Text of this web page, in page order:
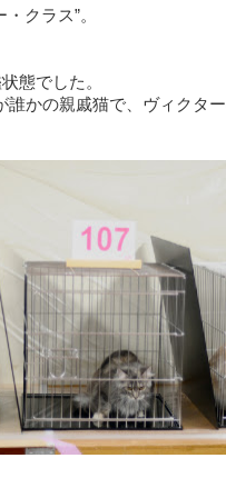
クラス”。
態でした。
かの親戚猫で、ヴィクタ